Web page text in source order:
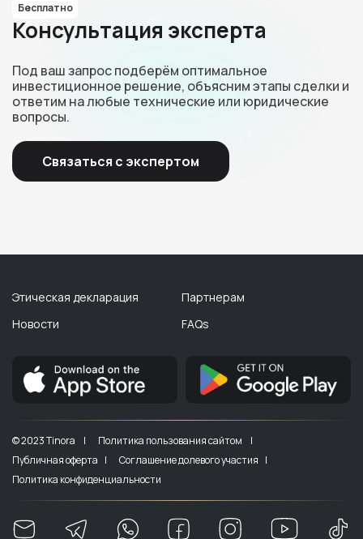
Бесплатно
Консультация эксперта
Под ваш запрос подберём оптимальное
инвестиционное решение, объясним этапы сделки и
ответим на любые технические или юридические
вопросы.
Связаться с экспертом
Этическая декларация
Новости
Партнерам
FAQs
© 2023 Tinora |
Политика пользования сайтом |
Публичная оферта |
Соглашение долевого участия |
Политика конфиденциальности